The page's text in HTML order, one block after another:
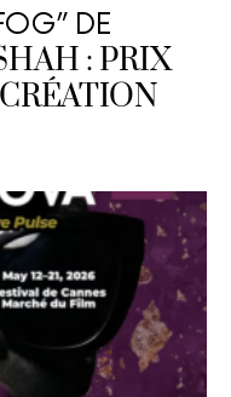
DE
: PRIX